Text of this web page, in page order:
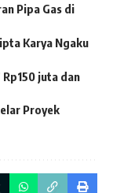
Pipa Gas di
Karya Ngaku
juta dan
Proyek